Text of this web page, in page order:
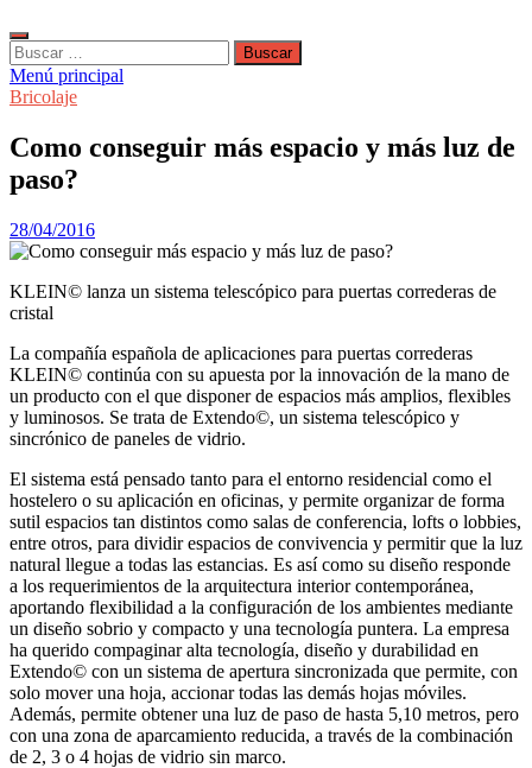
Buscar:
Menú principal
Bricolaje
Como conseguir más espacio y más luz de
paso?
28/04/2016
KLEIN© lanza un sistema telescópico para puertas correderas de
cristal
La compañía española de aplicaciones para puertas correderas
KLEIN© continúa con su apuesta por la innovación de la mano de
un producto con el que disponer de espacios más amplios, flexibles
y luminosos. Se trata de Extendo©, un sistema telescópico y
sincrónico de paneles de vidrio.
El sistema está pensado tanto para el entorno residencial como el
hostelero o su aplicación en oficinas, y permite organizar de forma
sutil espacios tan distintos como salas de conferencia, lofts o lobbies,
entre otros, para dividir espacios de convivencia y permitir que la luz
natural llegue a todas las estancias. Es así como su diseño responde
a los requerimientos de la arquitectura interior contemporánea,
aportando flexibilidad a la configuración de los ambientes mediante
un diseño sobrio y compacto y una tecnología puntera. La empresa
ha querido compaginar alta tecnología, diseño y durabilidad en
Extendo© con un sistema de apertura sincronizada que permite, con
solo mover una hoja, accionar todas las demás hojas móviles.
Además, permite obtener una luz de paso de hasta 5,10 metros, pero
con una zona de aparcamiento reducida, a través de la combinación
de 2, 3 o 4 hojas de vidrio sin marco.